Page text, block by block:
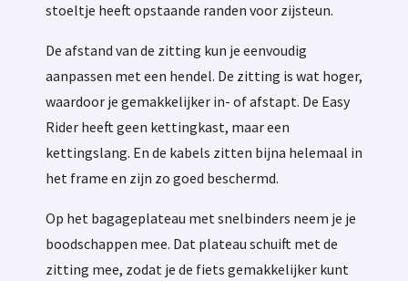
stoeltje heeft opstaande randen voor zijsteun.
De afstand van de zitting kun je eenvoudig
aanpassen met een hendel. De zitting is wat hoger,
waardoor je gemakkelijker in- of afstapt. De Easy
Rider heeft geen kettingkast, maar een
kettingslang. En de kabels zitten bijna helemaal in
het frame en zijn zo goed beschermd.
Op het bagageplateau met snelbinders neem je je
boodschappen mee. Dat plateau schuift met de
zitting mee, zodat je de fiets gemakkelijker kunt